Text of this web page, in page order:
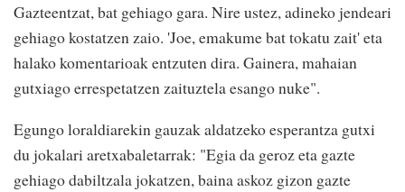
Gazteentzat, bat gehiago gara. Nire ustez, adineko jendeari
gehiago kostatzen zaio. 'Joe, emakume bat tokatu zait' eta
halako komentarioak entzuten dira. Gainera, mahaian
gutxiago errespetatzen zaituztela esango nuke".
Egungo loraldiarekin gauzak aldatzeko esperantza gutxi
du jokalari aretxabaletarrak: "Egia da geroz eta gazte
gehiago dabiltzala jokatzen, baina askoz gizon gazte